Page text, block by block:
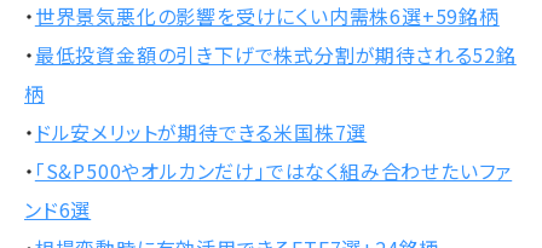
・世界景気悪化の影響を受けにくい内需株6選+59銘柄
・最低投資金額の引き下げで株式分割が期待される52銘
柄
・ ドル安メリットが期待できる米国株7選
・ 「S&P500やオルカンだけ」ではなく組み合わせたいファ
ンド6選